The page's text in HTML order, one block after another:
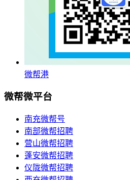
微帮港
微帮微平台
南充微帮号
南部微帮招聘
营山微帮招聘
蓬安微帮招聘
仪陇微帮招聘